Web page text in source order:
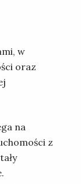
w
oraz
na
z